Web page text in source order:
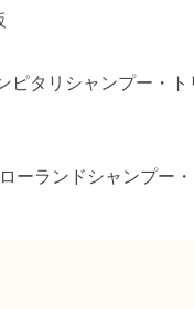
ピタリシャンプー・
ーランドシャンプー